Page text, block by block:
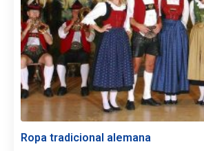
Ropa tradicional alemana